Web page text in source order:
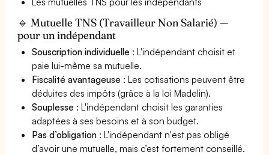
🔹 Mutuelle TNS (Travailleur Non Salarié) —
pour un indépendant
Souscription individuelle : L'indépendant choisit et
paie lui-même sa mutuelle.
Fiscalité avantageuse : Les cotisations peuvent être
déduites des impôts (grâce à la loi Madelin).
Souplesse : L'indépendant choisit les garanties
adaptées à ses besoins et à son budget.
Pas d’obligation : L'indépendant n'est pas obligé
d’avoir une mutuelle, mais c’est fortement conseillé.